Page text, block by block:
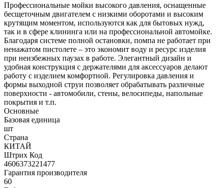
Профессиональные мойки высокого давления, оснащенные
бесщеточным двигателем с низкими оборотами и высоким
крутящим моментом, используются как для бытовых нужд,
так и в сфере клининга или на профессиональной автомойке.
Благодаря системе полной остановки, помпа не работает при
ненажатом пистолете – это экономит воду и ресурс изделия
при неизбежных паузах в работе. Элегантный дизайн и
удобная конструкция с держателями для аксессуаров делают
работу с изделием комфортной. Регулировка давления и
формы выходной струи позволяет обрабатывать различные
поверхности - автомобили, стены, велосипеды, напольные
покрытия и т.п.
Основные
Базовая единица
шт
Страна
КИТАЙ
Штрих Код
4606373221477
Гарантия производителя
60